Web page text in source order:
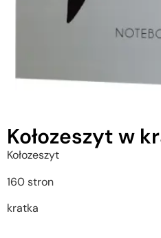
Kołozeszyt w
Kołozeszyt
160 stron
kratka